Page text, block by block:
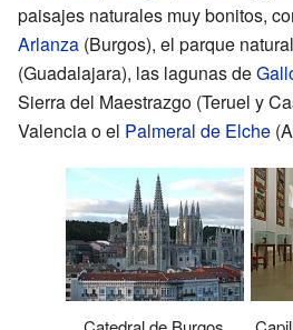
paisajes naturales muy bonitos,
Arlanza (Burgos), el parque
(Guadalajara), las lagunas de
Sierra del Maestrazgo (Teruel y
Valencia o el Palmeral de Elche